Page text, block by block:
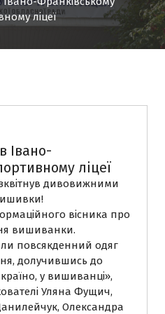
ліцеї
та виховних заходів
Івано-
ліцеї
дивовижними
вісника про
вишиванки.
повсякденний одяг
долучившись до
у вишиванці»,
Уляна Фущич,
Олександра